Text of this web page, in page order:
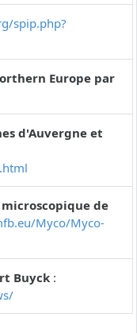
spip.php?
Europe par
d'Auvergne et
de
Myco/Myco-
Buyck :